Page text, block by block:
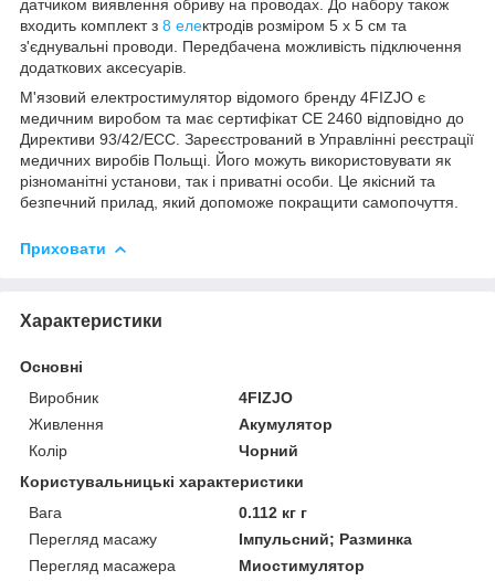
датчиком виявлення обриву на проводах. До набору також
входить комплект з 8 електродів розміром 5 x 5 см та
з'єднувальні проводи. Передбачена можливість підключення
додаткових аксесуарів.
М'язовий електростимулятор відомого бренду 4FIZJO є
медичним виробом та має сертифікат CE 2460 відповідно до
Директиви 93/42/ECC. Зареєстрований в Управлінні реєстрації
медичних виробів Польщі. Його можуть використовувати як
різноманітні установи, так і приватні особи. Це якісний та
безпечний прилад, який допоможе покращити самопочуття.
Приховати
Характеристики
Основні
Виробник
4FIZJO
Живлення
Акумулятор
Колір
Чорний
Користувальницькі характеристики
Вага
0.112 кг г
Перегляд масажу
Імпульсний; Разминка
Перегляд масажера
Миостимулятор